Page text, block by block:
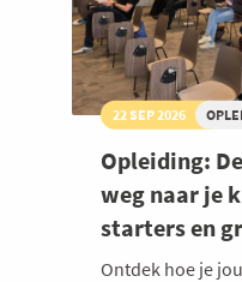
22 SEP 2026
Opleiding:
weg naar je
starters en
Ontdek hoe je